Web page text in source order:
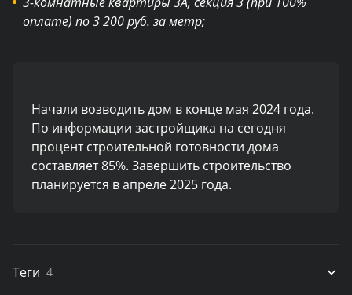
оплате) по 3 200 руб. за метр;
Начали возводить дом в конце мая 2024 года.
По информации застройщика на сегодня
процент строительной готовности дома
составляет 85%. Завершить строительство
планируется в апреле 2025 года.
Теги 4